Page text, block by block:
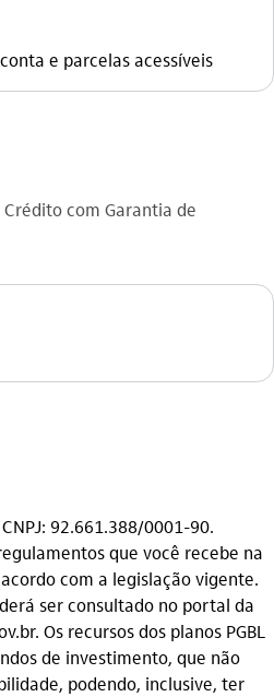
e parcelas acessíveis
com Garantia de
92.661.388/0001-90.
que você recebe na
com a legislação vigente.
ser consultado no portal da
Os recursos dos planos PGBL
de investimento, que não
podendo, inclusive, ter